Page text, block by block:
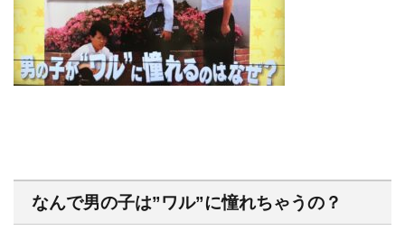
なんで男の子は”ワル”に憧れちゃうの？